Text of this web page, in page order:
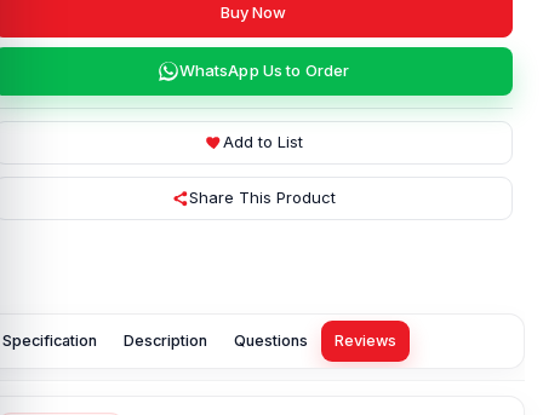
Buy Now
WhatsApp Us to Order
Add to List
Share This Product
Specification Description Questions Reviews